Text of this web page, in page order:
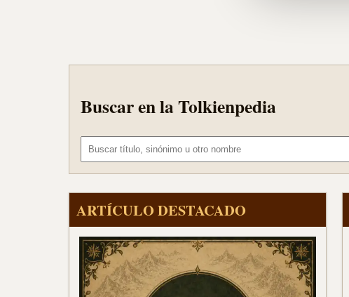
Buscar en la Tolkienpedia
Buscar término
ARTÍCULO DESTACADO